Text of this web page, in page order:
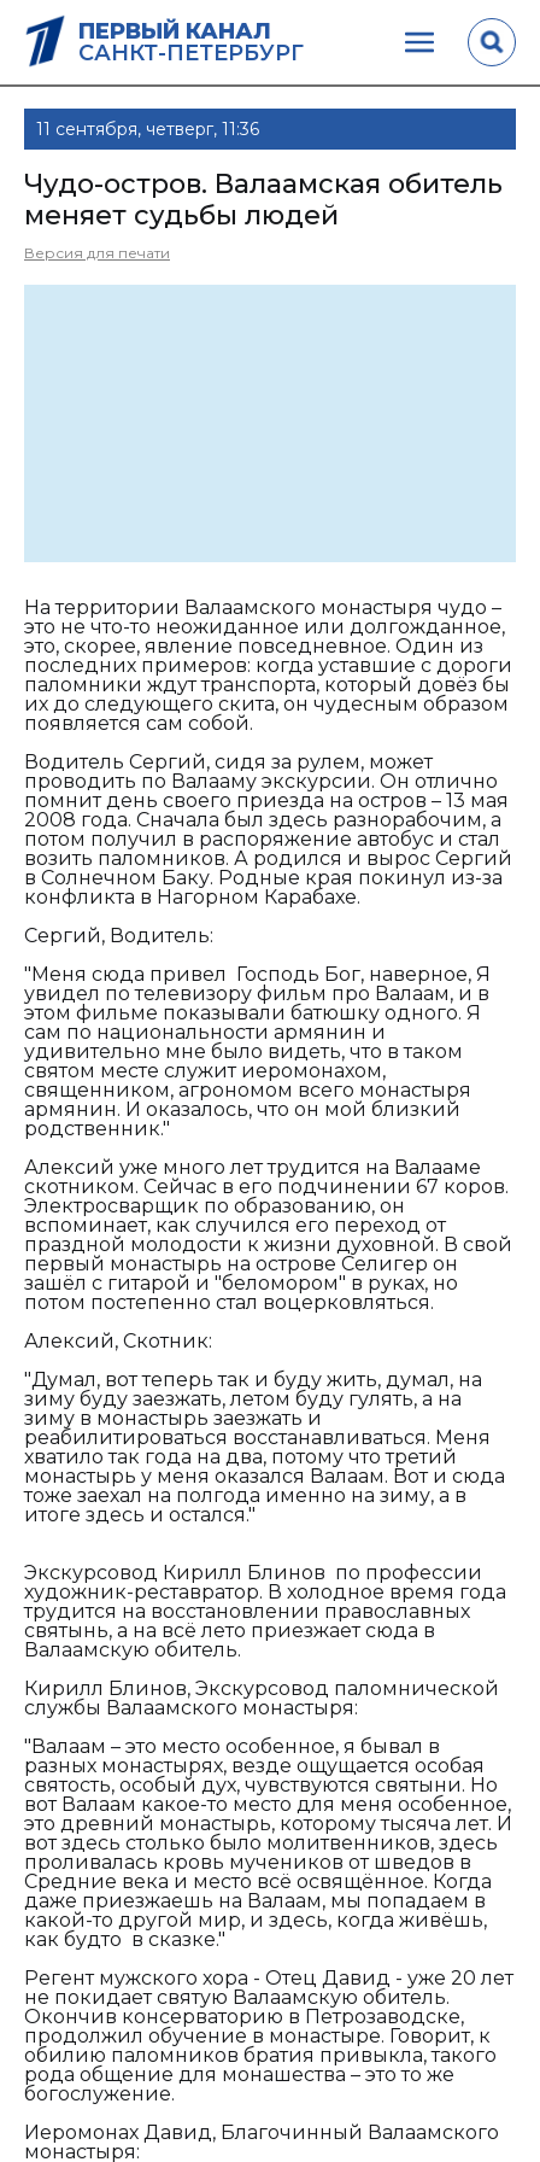
ПЕРВЫЙ КАНАЛ
САНКТ-ПЕТЕРБУРГ
11 сентября, четверг, 11:36
Чудо-остров. Валаамская обитель
меняет судьбы людей
Версия для печати
На территории Валаамского монастыря чудо –
это не что-то неожиданное или долгожданное,
это, скорее, явление повседневное. Один из
последних примеров: когда уставшие с дороги
паломники ждут транспорта, который довёз бы
их до следующего скита, он чудесным образом
появляется сам собой.
Водитель Сергий, сидя за рулем, может
проводить по Валааму экскурсии. Он отлично
помнит день своего приезда на остров – 13 мая
2008 года. Сначала был здесь разнорабочим, а
потом получил в распоряжение автобус и стал
возить паломников. А родился и вырос Сергий
в Солнечном Баку. Родные края покинул из-за
конфликта в Нагорном Карабахе.
Сергий, Водитель:
"Меня сюда привел Господь Бог, наверное, Я
увидел по телевизору фильм про Валаам, и в
этом фильме показывали батюшку одного. Я
сам по национальности армянин и
удивительно мне было видеть, что в таком
святом месте служит иеромонахом,
священником, агрономом всего монастыря
армянин. И оказалось, что он мой близкий
родственник."
Алексий уже много лет трудится на Валааме
скотником. Сейчас в его подчинении 67 коров.
Электросварщик по образованию, он
вспоминает, как случился его переход от
праздной молодости к жизни духовной. В свой
первый монастырь на острове Селигер он
зашёл с гитарой и "беломором" в руках, но
потом постепенно стал воцерковляться.
Алексий, Скотник:
"Думал, вот теперь так и буду жить, думал, на
зиму буду заезжать, летом буду гулять, а на
зиму в монастырь заезжать и
реабилитироваться восстанавливаться. Меня
хватило так года на два, потому что третий
монастырь у меня оказался Валаам. Вот и сюда
тоже заехал на полгода именно на зиму, а в
итоге здесь и остался."
Экскурсовод Кирилл Блинов по профессии
художник-реставратор. В холодное время года
трудится на восстановлении православных
святынь, а на всё лето приезжает сюда в
Валаамскую обитель.
Кирилл Блинов, Экскурсовод паломнической
службы Валаамского монастыря:
"Валаам – это место особенное, я бывал в
разных монастырях, везде ощущается особая
святость, особый дух, чувствуются святыни. Но
вот Валаам какое-то место для меня особенное,
это древний монастырь, которому тысяча лет. И
вот здесь столько было молитвенников, здесь
проливалась кровь мучеников от шведов в
Средние века и место всё освящённое. Когда
даже приезжаешь на Валаам, мы попадаем в
какой-то другой мир, и здесь, когда живёшь,
как будто в сказке."
Регент мужского хора - Отец Давид - уже 20 лет
не покидает святую Валаамскую обитель.
Окончив консерваторию в Петрозаводске,
продолжил обучение в монастыре. Говорит, к
обилию паломников братия привыкла, такого
рода общение для монашества – это то же
богослужение.
Иеромонах Давид, Благочинный Валаамского
монастыря: